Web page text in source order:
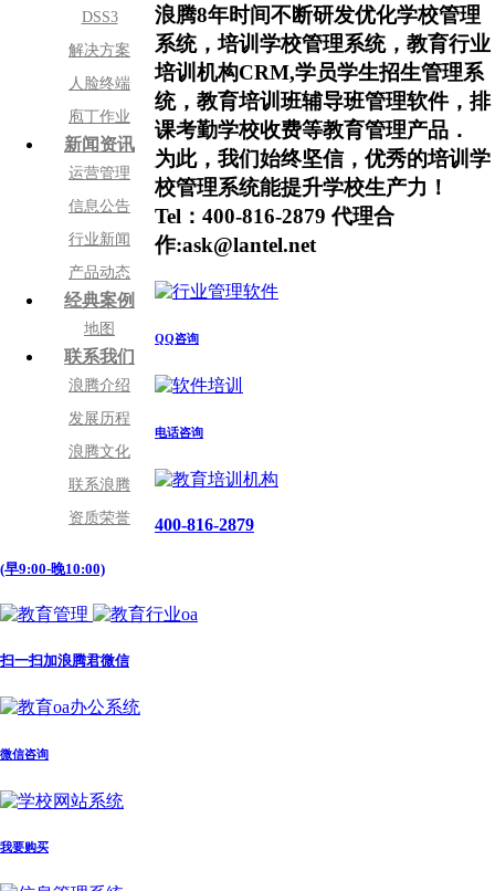
DSS3
解决方案
人脸终端
庖丁作业
新闻资讯
运营管理
信息公告
行业新闻
产品动态
经典案例
地图
联系我们
浪腾介绍
发展历程
浪腾文化
联系浪腾
资质荣誉
浪腾8年时间不断研发优化学校管理
系统，培训学校管理系统，教育行业
培训机构CRM,学员学生招生管理系
统，教育培训班辅导班管理软件，排
课考勤学校收费等教育管理产品．
为此，我们始终坚信，优秀的培训学
校管理系统能提升学校生产力！
Tel：400-816-2879 代理合
作:ask@lantel.net
QQ咨询
电话咨询
400-816-2879
(早9:00-晚10:00)
扫一扫加浪腾君微信
微信咨询
我要购买